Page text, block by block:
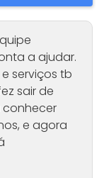
a ajudar.
serviços tb
sair de
e agora